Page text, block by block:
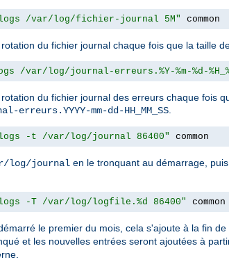
/var/log/fichier-journal 5M" common
du fichier journal chaque fois que la taille
/var/log/journal-erreurs.%Y-%m-%d-
du fichier journal des erreurs chaque fois
erreurs.YYYY-mm-dd-HH_MM_SS.
-t /var/log/journal 86400" common
log/journal en le tronquant au démarrage,
-T /var/log/logfile.%d 86400" common
le premier du mois, cela s'ajoute à la fin de
et les nouvelles entrées seront ajoutées à